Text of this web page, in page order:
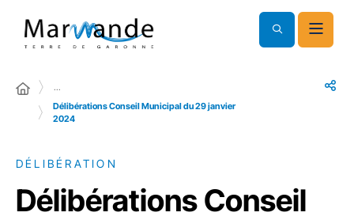
…
Délibérations Conseil Municipal du 29 janvier
2024
DÉLIBÉRATION
Délibérations Conseil